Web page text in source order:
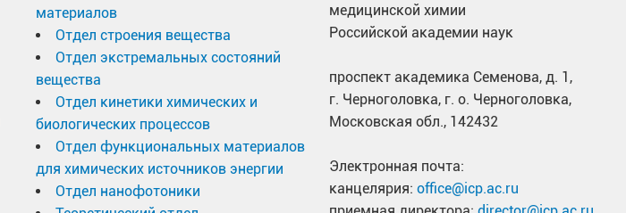
материалов
Отдел строения вещества
Отдел экстремальных состояний
вещества
Отдел кинетики химических и
биологических процессов
Отдел функциональных материалов
для химических источников энергии
Отдел нанофотоники
медицинской химии
Российской академии наук
проспект академика Семенова, д. 1,
г. Черноголовка, г. о. Черноголовка,
Московская обл., 142432
Электронная почта:
канцелярия: office@icp.ac.ru